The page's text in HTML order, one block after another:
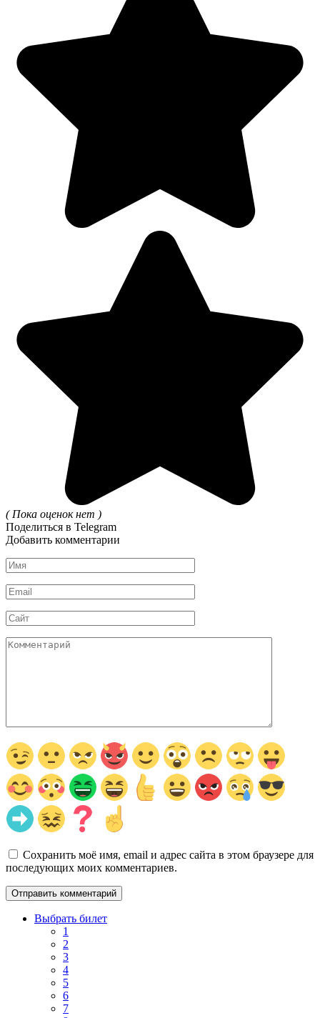
( Пока оценок нет )
Поделиться в Telegram
Добавить комментарии
Имя
*
Email
*
Сайт
Комментарий
Сохранить моё имя, email и адрес сайта в этом браузере для
последующих моих комментариев.
Выбрать билет
1
2
3
4
5
6
7